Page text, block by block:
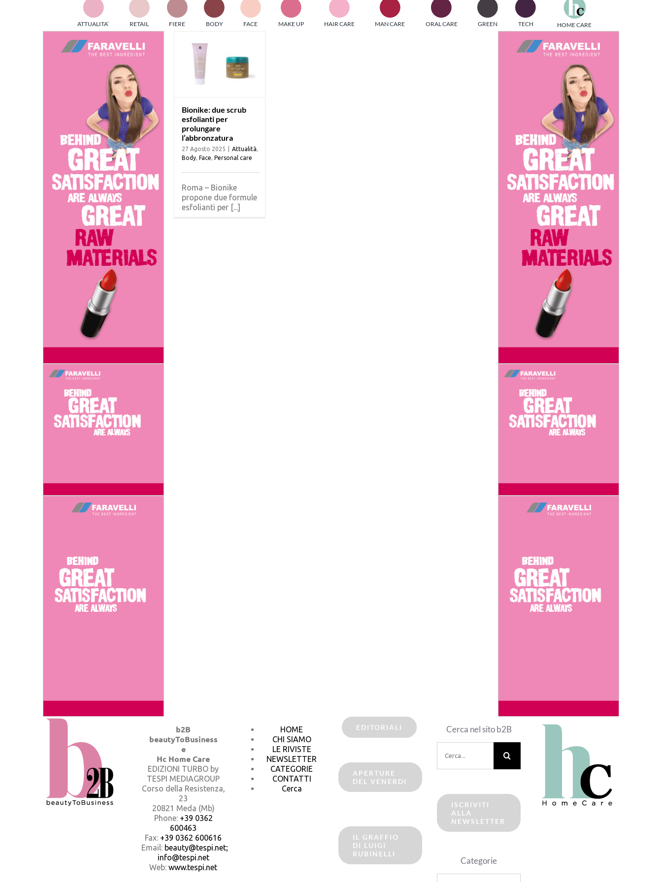
TESPI MEDIAGROUP racchiude un pool di società di comunicazione
particolare, attraverso numerose riviste verticali, fornisce strumenti di
informazione che coinvolgono gli attori nei settori beauty, food,
technology, entertainment e sport.
Stay tuned!
ATTUALITA’ RETAIL FIERE BODY FACE MAKE UP HAIR CARE MAN CARE ORAL CARE GREEN TECH HOME CARE
Bionike: due scrub
esfolianti per
prolungare
l’abbronzatura
27 Agosto 2025 Attualità
Body, Face Personal care
Roma – Bionike
propone due formule
esfolianti per [...]
b2B
beautyToBusiness
e
Hc Home Care
EDIZIONI TURBO by
TESPI MEDIAGROUP
Corso della Resistenza,
23
20821 Meda (Mb)
Phone: +39 0362
600463
Fax: +39 0362 600616
Email: beauty@tespi.net;
info@tespi.net
Web: www.tespi.net
HOME
CHI SIAMO
LE RIVISTE
NEWSLETTER
CATEGORIE
CONTATTI
Cerca
EDITORIALI
APERTURE
DEL VENERDI
IL GRAFFIO
DI LUIGI
RUBINELLI
Cerca nel sito b2B
per:
ISCRIVITI
ALLA
NEWSLETTER
Categorie